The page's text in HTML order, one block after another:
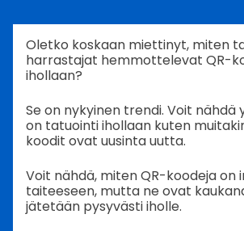
Oletko koskaan miettinyt, miten
harrastajat hemmottelevat QR-
ihollaan?
Se on nykyinen trendi. Voit nähdä
on tatuointi ihollaan kuten
koodit ovat uusinta uutta.
Voit nähdä, miten QR-koodeja on
taiteeseen, mutta ne ovat
jätetään pysyvästi iholle.